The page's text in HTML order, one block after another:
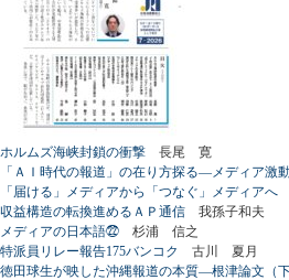
ホルムズ海峡封鎖の衝撃 長尾 寛
「ＡＩ時代の報道」の在り方探る―メディア激
「届ける」メディアから「つなぐ」メディアへ
収益構造の転換進めるＡＰ通信 我孫子和夫
メディアの日本語㉒ 杉浦 信之
特派員リレー報告175バンコク
古川 夏月
徳田球生が映した沖縄報道の本質―根津論文（下